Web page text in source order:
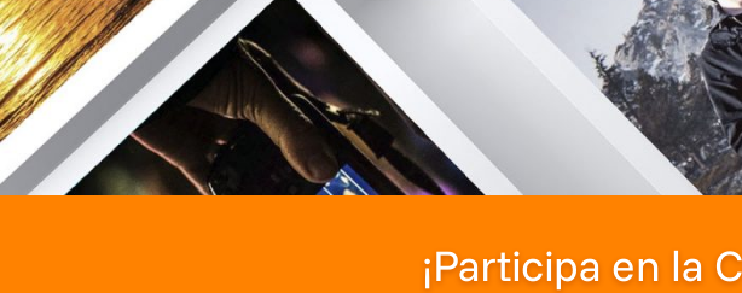
¡Participa en la